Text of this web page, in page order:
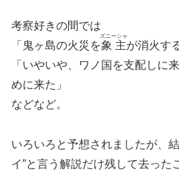
考察好きの間では
「鬼ヶ島の火災を象主
ズニーシャ
が消火す
「いやいや、ワノ国を支配しに
めに来た」
などなど。
いろいろと予想されましたが、
イ”と言う解説だけ残して去った